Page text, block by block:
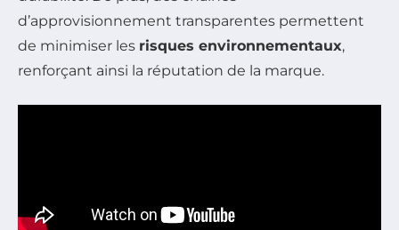
d’approvisionnement transparentes permettent
de minimiser les risques environnementaux,
renforçant ainsi la réputation de la marque.